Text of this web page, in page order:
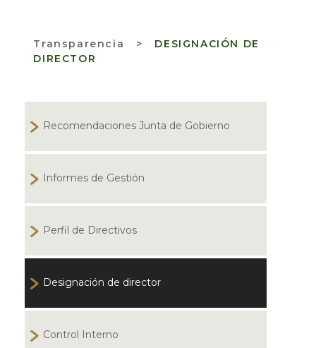
Transparencia > DESIGNACIÓN DE
DIRECTOR
Recomendaciones Junta de Gobierno
Informes de Gestión
Perfil de Directivos
Designación de director
Control Interno